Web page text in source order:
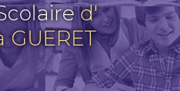
d'
GUERET